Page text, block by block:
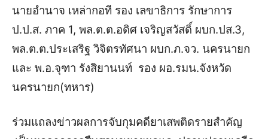
นายอำนาจ เหล่ากอที รอง เลขาธิการ รักษาการ
ป.ป.ส. ภาค 1, พล.ต.ต.อดิศ เจริญสวัสดิ์ ผบก.ปส.3,
พล.ต.ต.ประเสริฐ วิจิตรทัศนา ผบก.ภ.จว. นครนายก
และ พ.อ.จุฑา รังสิยานนท์ รอง ผอ.รมน.จังหวัด
นครนายก(ทหาร)
ร่วมแถลงข่าวผลการจับกุมคดียาเสพติดรายสำคัญ